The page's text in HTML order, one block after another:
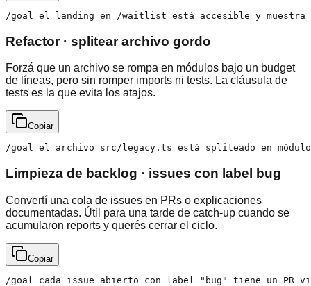
/goal el landing en /waitlist está accesible y
Refactor · splitear archivo gordo
Forzá que un archivo se rompa en módulos bajo un budget
de líneas, pero sin romper imports ni tests. La cláusula de
tests es la que evita los atajos.
Copiar
/goal el archivo src/legacy.ts está spliteado en
Limpieza de backlog · issues con label bug
Convertí una cola de issues en PRs o explicaciones
documentadas. Útil para una tarde de catch-up cuando se
acumularon reports y querés cerrar el ciclo.
Copiar
/goal cada issue abierto con label "bug" tiene un PR